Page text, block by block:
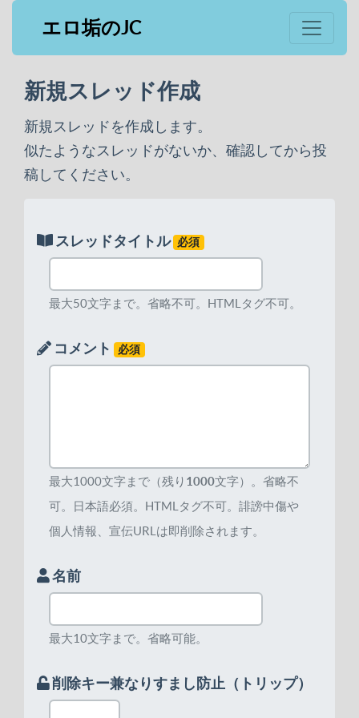
エロ垢のJC
新規スレッド作成
新規スレッドを作成します。
似たようなスレッドがないか、確認してから投
稿してください。
スレッドタイトル 必須
最大50文字まで。省略不可。HTMLタグ不可。
コメント 必須
最大1000文字まで（残り 1000文字）。省略不
可。日本語必須。HTMLタグ不可。誹謗中傷や
個人情報、宣伝URLは即削除されます。
名前
最大10文字まで。省略可能。
削除キー兼なりすまし防止（トリップ）